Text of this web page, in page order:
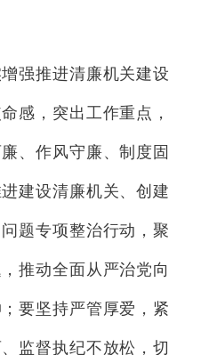
推进清廉机关建设
感，突出工作重点，
、作风守廉、制度固
建设清廉机关、创建
题专项整治行动，聚
推动全面从严治党向
要坚持严管厚爱，紧
监督执纪不放松，切